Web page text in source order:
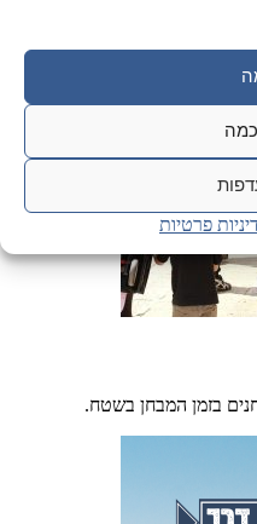
פרטיות
בזמן המבחן בשטח.